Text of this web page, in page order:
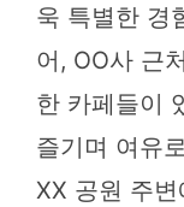
욱 특별한 경
어, OO사 근
한 카페들이
즐기며 여유
XX 공원 주